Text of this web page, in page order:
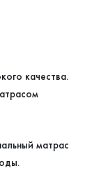
качества.
матрас